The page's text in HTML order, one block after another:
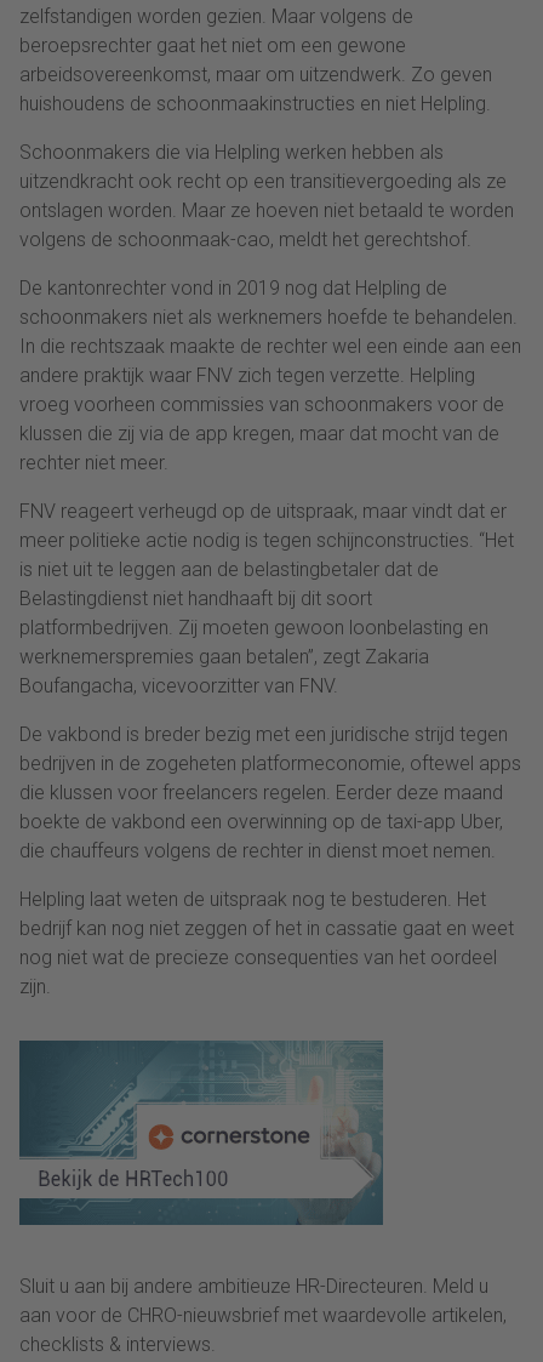
zelfstandigen worden gezien. Maar volgens de
beroepsrechter gaat het niet om een gewone
arbeidsovereenkomst, maar om uitzendwerk. Zo geven
huishoudens de schoonmaakinstructies en niet Helpling.
Schoonmakers die via Helpling werken hebben als
uitzendkracht ook recht op een transitievergoeding als ze
ontslagen worden. Maar ze hoeven niet betaald te worden
volgens de schoonmaak-cao, meldt het gerechtshof.
De kantonrechter vond in 2019 nog dat Helpling de
schoonmakers niet als werknemers hoefde te behandelen.
In die rechtszaak maakte de rechter wel een einde aan een
andere praktijk waar FNV zich tegen verzette. Helpling
vroeg voorheen commissies van schoonmakers voor de
klussen die zij via de app kregen, maar dat mocht van de
rechter niet meer.
FNV reageert verheugd op de uitspraak, maar vindt dat er
meer politieke actie nodig is tegen schijnconstructies. “Het
is niet uit te leggen aan de belastingbetaler dat de
Belastingdienst niet handhaaft bij dit soort
platformbedrijven. Zij moeten gewoon loonbelasting en
werknemerspremies gaan betalen”, zegt Zakaria
Boufangacha, vicevoorzitter van FNV.
De vakbond is breder bezig met een juridische strijd tegen
bedrijven in de zogeheten platformeconomie, oftewel apps
die klussen voor freelancers regelen. Eerder deze maand
boekte de vakbond een overwinning op de taxi-app Uber,
die chauffeurs volgens de rechter in dienst moet nemen.
Helpling laat weten de uitspraak nog te bestuderen. Het
bedrijf kan nog niet zeggen of het in cassatie gaat en weet
nog niet wat de precieze consequenties van het oordeel
zijn.
Sluit u aan bij andere ambitieuze HR-Directeuren. Meld u
aan voor de CHRO-nieuwsbrief met waardevolle artikelen,
checklists & interviews.